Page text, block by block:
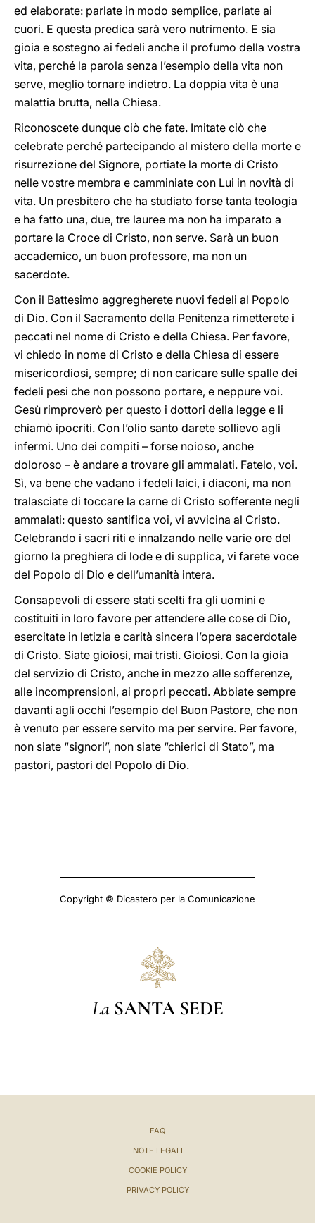
ed elaborate: parlate in modo semplice, parlate ai
cuori. E questa predica sarà vero nutrimento. E sia
gioia e sostegno ai fedeli anche il profumo della vostra
vita, perché la parola senza l’esempio della vita non
serve, meglio tornare indietro. La doppia vita è una
malattia brutta, nella Chiesa.
Riconoscete dunque ciò che fate. Imitate ciò che
celebrate perché partecipando al mistero della morte e
risurrezione del Signore, portiate la morte di Cristo
nelle vostre membra e camminiate con Lui in novità di
vita. Un presbitero che ha studiato forse tanta teologia
e ha fatto una, due, tre lauree ma non ha imparato a
portare la Croce di Cristo, non serve. Sarà un buon
accademico, un buon professore, ma non un
sacerdote.
Con il Battesimo aggregherete nuovi fedeli al Popolo
di Dio. Con il Sacramento della Penitenza rimetterete i
peccati nel nome di Cristo e della Chiesa. Per favore,
vi chiedo in nome di Cristo e della Chiesa di essere
misericordiosi, sempre; di non caricare sulle spalle dei
fedeli pesi che non possono portare, e neppure voi.
Gesù rimproverò per questo i dottori della legge e li
chiamò ipocriti. Con l’olio santo darete sollievo agli
infermi. Uno dei compiti – forse noioso, anche
doloroso – è andare a trovare gli ammalati. Fatelo, voi.
Sì, va bene che vadano i fedeli laici, i diaconi, ma non
tralasciate di toccare la carne di Cristo sofferente negli
ammalati: questo santifica voi, vi avvicina al Cristo.
Celebrando i sacri riti e innalzando nelle varie ore del
giorno la preghiera di lode e di supplica, vi farete voce
del Popolo di Dio e dell’umanità intera.
Consapevoli di essere stati scelti fra gli uomini e
costituiti in loro favore per attendere alle cose di Dio,
esercitate in letizia e carità sincera l’opera sacerdotale
di Cristo. Siate gioiosi, mai tristi. Gioiosi. Con la gioia
del servizio di Cristo, anche in mezzo alle sofferenze,
alle incomprensioni, ai propri peccati. Abbiate sempre
davanti agli occhi l’esempio del Buon Pastore, che non
è venuto per essere servito ma per servire. Per favore,
non siate “signori”, non siate “chierici di Stato”, ma
pastori, pastori del Popolo di Dio.
Copyright © Dicastero per la Comunicazione
La SANTA SEDE
FAQ
NOTE LEGALI
COOKIE POLICY
PRIVACY POLICY